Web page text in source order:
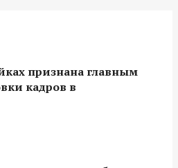
признана главным
кадров в